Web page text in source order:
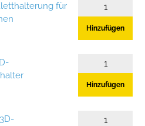
für
Hinzufügen
Hinzufügen